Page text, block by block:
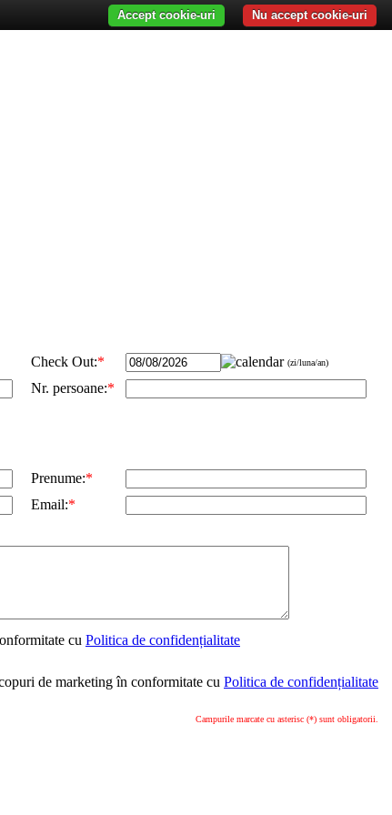
Check Out:* (zi/luna/an)
Nr. persoane:*
Prenume:*
Email:*
cu Politica de confidențialitate
de marketing în conformitate cu Politica de confidențialitate
Campurile marcate cu asterisc (*) sunt obligatorii.
Nu accept cookie-uri
Accept cookie-uri